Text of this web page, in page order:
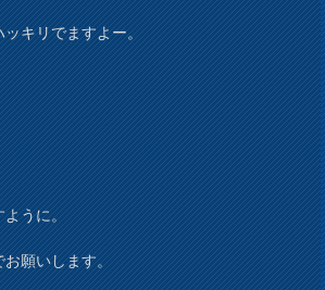
ッキリでますよー。
ように。
願いします。